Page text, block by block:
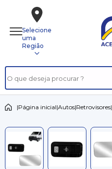
Selecione
uma
Região
|Página inicial|Autos|Retrovisores|